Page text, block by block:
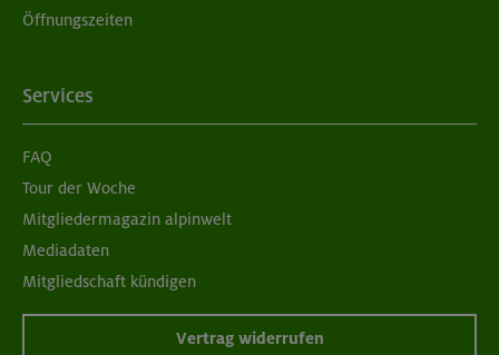
Öffnungszeiten
Services
FAQ
Tour der Woche
Mitgliedermagazin alpinwelt
Mediadaten
Mitgliedschaft kündigen
Vertrag widerrufen